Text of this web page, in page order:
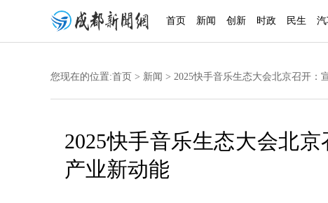
首页 新闻 创新 时政 民生
您现在的位置:首页 > 新闻 > 2025快手音乐生态大会北京召开：
2025快手音乐生态大会北
产业新动能